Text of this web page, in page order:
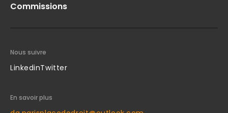
Commissions
Nous suivre
LinkedinTwitter
En savoir plus